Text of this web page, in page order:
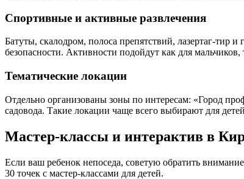
Спортивные и активные развлечения
Батуты, скалодром, полоса препятствий, лазертаг-
безопасности. Активности подойдут как для мальчиков,
Тематические локации
Отдельно организованы зоны по интересам: «Город
садовода. Такие локации чаще всего выбирают для
Мастер-классы и интерактив в
Если ваш ребенок непоседа, советую обратить
30 точек с мастер-классами для детей.